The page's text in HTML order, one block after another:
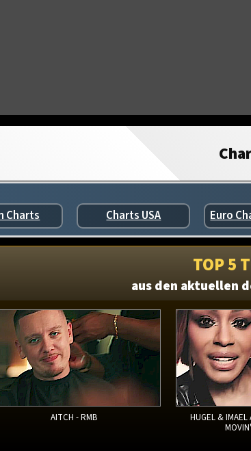
Charts Charts USA Euro
TOP 5
aus den aktuellen
AITCH - RMB
HUGEL & IMAEL